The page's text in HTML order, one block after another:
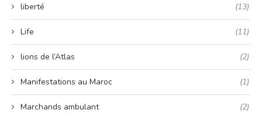
liberté (13)
Life (11)
lions de l’Atlas (2)
Manifestations au Maroc (1)
Marchands ambulant (2)